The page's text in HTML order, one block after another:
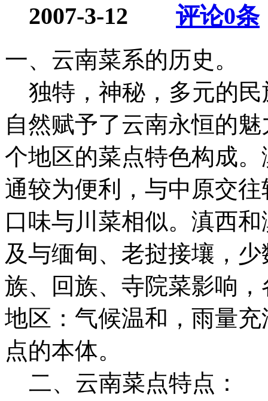
2007-3-12 评论0条
一、云南菜系的历史。
独特，神秘，多元的民
自然赋予了云南永恒的
个地区的菜点特色构成
通较为便利，与中原交
口味与川菜相似。滇西
及与缅甸、老挝接壤，
族、回族、寺院菜影响
地区：气候温和，雨量
点的本体。
二、云南菜点特点：